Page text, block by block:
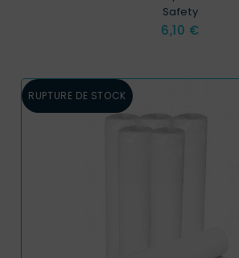
Safety
Prix
6,10 €
RUPTURE DE STOCK